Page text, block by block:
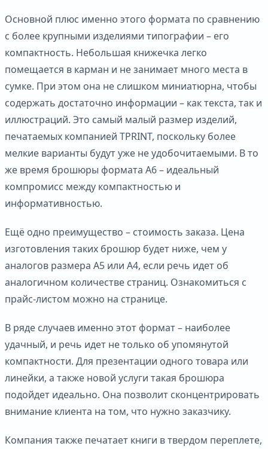
Основной плюс именно этого формата по сравнению
с более крупными изделиями типографии – его
компактность. Небольшая книжечка легко
помещается в карман и не занимает много места в
сумке. При этом она не слишком миниатюрна, чтобы
содержать достаточно информации – как текста, так и
иллюстраций. Это самый малый размер изделий,
печатаемых компанией TPRINT, поскольку более
мелкие варианты будут уже не удобочитаемыми. В то
же время брошюры формата А6 – идеальный
компромисс между компактностью и
информативностью.
Ещё одно преимущество – стоимость заказа. Цена
изготовления таких брошюр будет ниже, чем у
аналогов размера А5 или А4, если речь идет об
аналогичном количестве страниц. Ознакомиться с
прайс-листом можно на странице.
В ряде случаев именно этот формат – наиболее
удачный, и речь идет не только об упомянутой
компактности. Для презентации одного товара или
линейки, а также новой услуги такая брошюра
подойдет идеально. Она позволит сконцентрировать
внимание клиента на том, что нужно заказчику.
Компания также печатает книги в твердом переплете,